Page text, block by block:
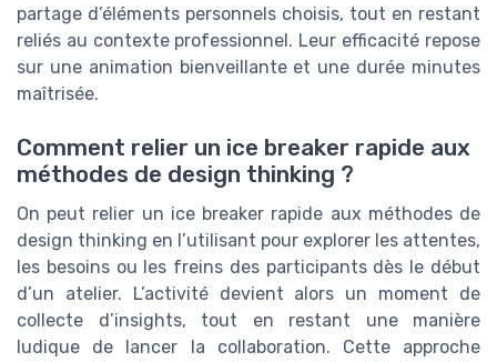
partage d’éléments personnels choisis, tout en restant
reliés au contexte professionnel. Leur efficacité repose
sur une animation bienveillante et une durée minutes
maîtrisée.
Comment relier un ice breaker rapide aux
méthodes de design thinking ?
On peut relier un ice breaker rapide aux méthodes de
design thinking en l’utilisant pour explorer les attentes,
les besoins ou les freins des participants dès le début
d’un atelier. L’activité devient alors un moment de
collecte d’insights, tout en restant une manière
ludique de lancer la collaboration. Cette approche